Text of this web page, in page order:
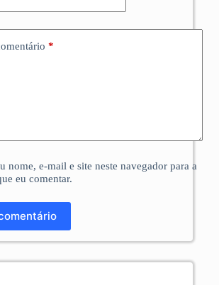
*
nome, e-mail e site neste navegador para a
eu comentar.